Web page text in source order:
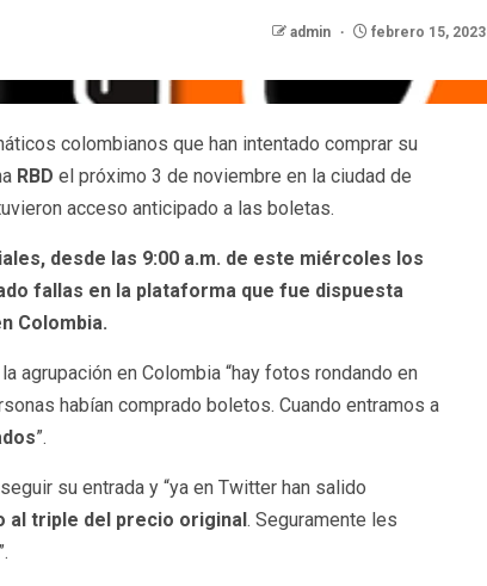
admin febrero 15, 2023
colombianos que han intentado comprar su
RBD el próximo 3 de noviembre en la ciudad de
acceso anticipado a las boletas.
desde las 9:00 a.m. de este miércoles los
fallas en la plataforma que fue dispuesta
Colombia.
agrupación en Colombia “hay fotos rondando en
habían comprado boletos. Cuando entramos a
”.
su entrada y “ya en Twitter han salido
al triple del precio original. Seguramente les